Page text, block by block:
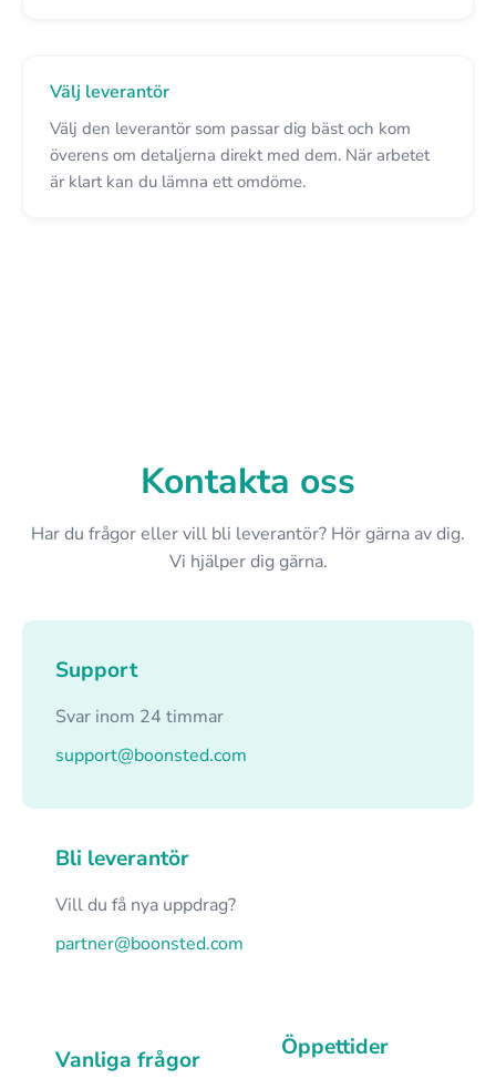
Välj leverantör
Välj den leverantör som passar dig bäst och kom
överens om detaljerna direkt med dem. När arbetet
är klart kan du lämna ett omdöme.
Kontakta oss
Har du frågor eller vill bli leverantör? Hör gärna av dig.
Vi hjälper dig gärna.
Support
Svar inom 24 timmar
support@boonsted.com
Bli leverantör
Vill du få nya uppdrag?
partner@boonsted.com
Vanliga frågor Öppettider